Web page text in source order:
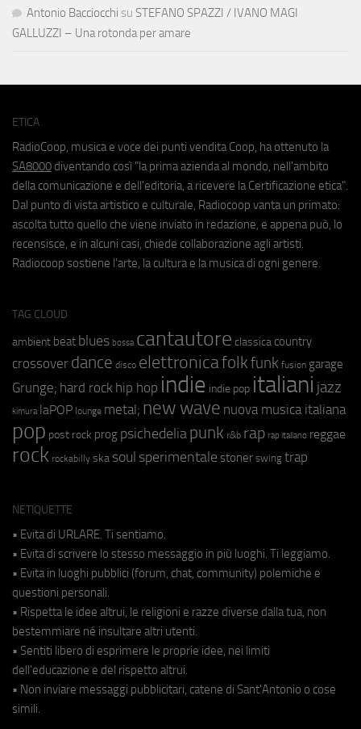
Antonio Bacciocchi su STEFANO SPAZZI / IVANO MAGI
GALLUZZI – Una rotonda per amare
ETICA
RadioCoop, musica e voce dei punti vendita Coop, ha ottenuto la
SA8000 diventando così "la prima azienda al mondo, nell'ambito
della comunicazione e dell'editoria, a ricevere la Certificazione etica".
Dal punto di vista artistico e culturale, Radiocoop vanta un primato:
ascolta tutto quello che viene inviato in redazione, e appena può, lo
recensisce, e in alcuni casi, chiede collaborazione agli artisti.
Radiocoop sostiene l'arte, la cultura e la musica di ogni genere.
TAG CLOUD
ambient beat blues bossa cantautore classica country
crossover dance disco elettronicafolkfunk fusion garage
Grunge; hard rock hip hop indie indie pop italiani jazz
kimura laPOP lounge metal; new wave nuova musica italiana
pop post rock prog psichedeliapunk r&b rap rap italiano reggae
rock rockabilly ska soul sperimentale stoner swing trap
NETIQUETTE
• Evita di URLARE. Ti sentiamo.
• Evita di scrivere lo stesso messaggio in più luoghi. Ti leggiamo.
• Evita in luoghi pubblici (forum, chat, community) polemiche e
questioni personali.
• Rispetta le idee altrui, le religioni e razze diverse dalla tua, non
bestemmiare né insultare altri utenti.
• Sentiti libero di esprimere le proprie idee, nei limiti
dell'educazione e del rispetto altrui.
• Non inviare messaggi pubblicitari, catene di Sant'Antonio o cose
simili.